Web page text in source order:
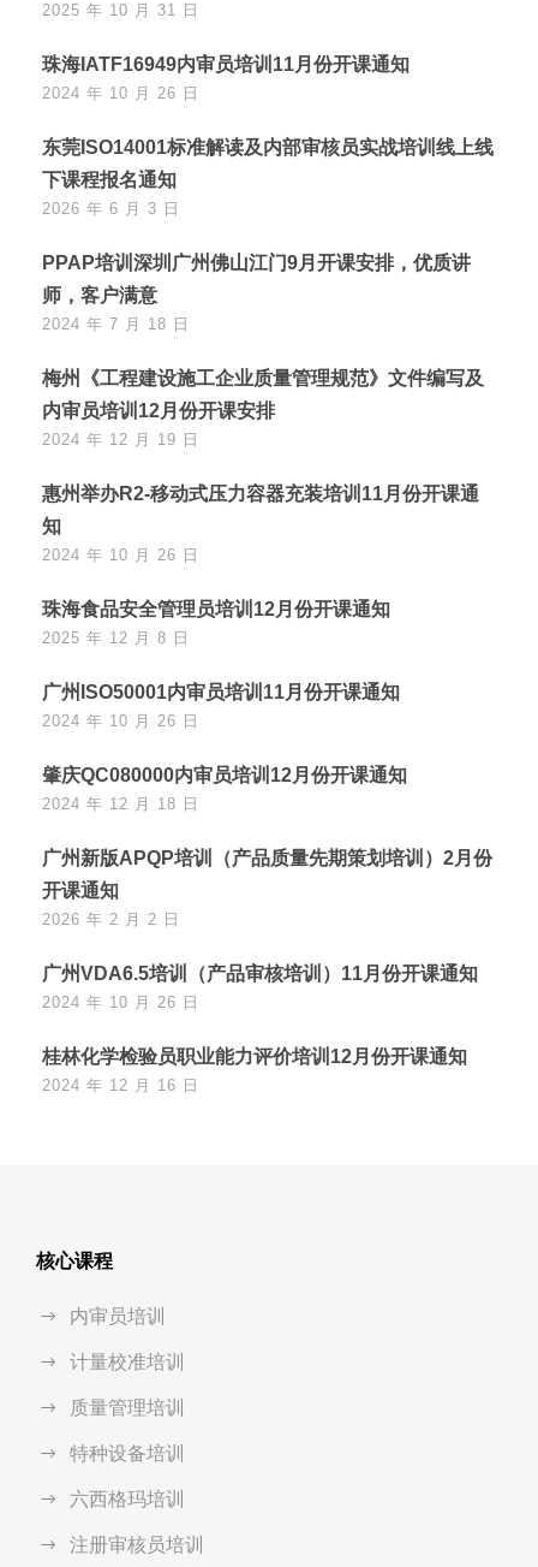
2025 年 10 月 31 日
珠海IATF16949内审员培训11月份开课通知
2024 年 10 月 26 日
东莞ISO14001标准解读及内部审核员实战培训线上线
下课程报名通知
2026 年 6 月 3 日
PPAP培训深圳广州佛山江门9月开课安排，优质讲
师，客户满意
2024 年 7 月 18 日
梅州《工程建设施工企业质量管理规范》文件编写及
内审员培训12月份开课安排
2024 年 12 月 19 日
惠州举办R2-移动式压力容器充装培训11月份开课通
知
2024 年 10 月 26 日
珠海食品安全管理员培训12月份开课通知
2025 年 12 月 8 日
广州ISO50001内审员培训11月份开课通知
2024 年 10 月 26 日
肇庆QC080000内审员培训12月份开课通知
2024 年 12 月 18 日
广州新版APQP培训（产品质量先期策划培训）2月份
开课通知
2026 年 2 月 2 日
广州VDA6.5培训（产品审核培训）11月份开课通知
2024 年 10 月 26 日
桂林化学检验员职业能力评价培训12月份开课通知
2024 年 12 月 16 日
核心课程
内审员培训
计量校准培训
质量管理培训
特种设备培训
六西格玛培训
注册审核员培训